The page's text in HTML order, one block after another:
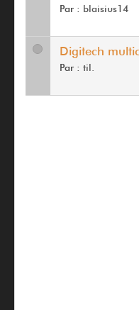
Par : blaisius14
Digitech
Par :til.